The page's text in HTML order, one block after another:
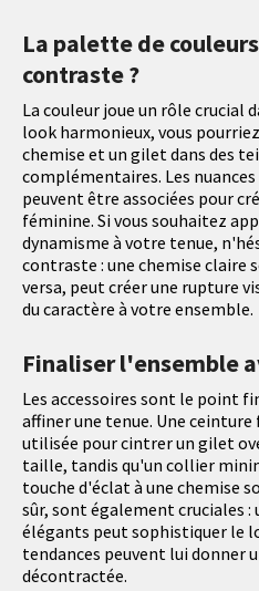
La palette de
contraste ?
La couleur joue un rôle crucial
look harmonieux, vous
chemise et un gilet dans des
complémentaires. Les
peuvent être associées pour
féminine. Si vous souhaitez
dynamisme à votre tenue,
contraste : une chemise claire
versa, peut créer une rupture
du caractère à votre ensemble.
Finaliser l'ensemble
Les accessoires sont le point
affiner une tenue. Une
utilisée pour cintrer un gilet
taille, tandis qu'un collier
touche d'éclat à une chemise
sûr, sont également cruciales :
élégants peut sophistiquer le
tendances peuvent lui donner
décontractée.